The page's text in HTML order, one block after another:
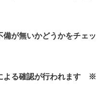
備が無いかどうかをチェッ
よる確認が行われます ※